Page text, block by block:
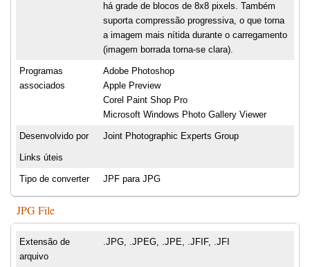
há grade de blocos de 8x8 pixels. Também
suporta compressão progressiva, o que torna
a imagem mais nítida durante o carregamento
(imagem borrada torna-se clara).
Programas
associados
Adobe Photoshop
Apple Preview
Corel Paint Shop Pro
Microsoft Windows Photo Gallery Viewer
Desenvolvido por Joint Photographic Experts Group
Links úteis
Tipo de converter JPF para JPG
JPG File
Extensão de
arquivo
.JPG, .JPEG, .JPE, .JFIF, .JFI